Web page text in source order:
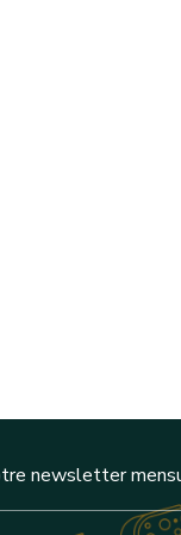
newsletter